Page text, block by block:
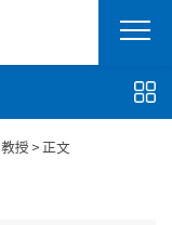
教授 >正文